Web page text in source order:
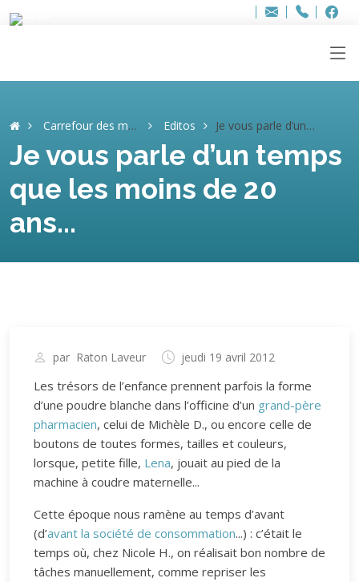
Adresse
info..hâthe..
Tel.
Tel.
Carrefour des mémoires Editos Je vous parle d’un temps que les moins de 20 ans...
Je vous parle d’un temps
que les moins de 20
ans...
par Raton Laveur jeudi 19 avril 2012
Les trésors de l’enfance prennent parfois la forme
d’une poudre blanche dans l’officine d’un grand-père
pharmacien, celui de Michèle D., ou encore celle de
boutons de toutes formes, tailles et couleurs,
lorsque, petite fille, Lena, jouait au pied de la
machine à coudre maternelle...
Cette époque nous ramène au temps d’avant
(d’avant la société de consommation...) : c’était le
temps où, chez Nicole H., on réalisait bon nombre de
tâches manuellement, comme repriser les